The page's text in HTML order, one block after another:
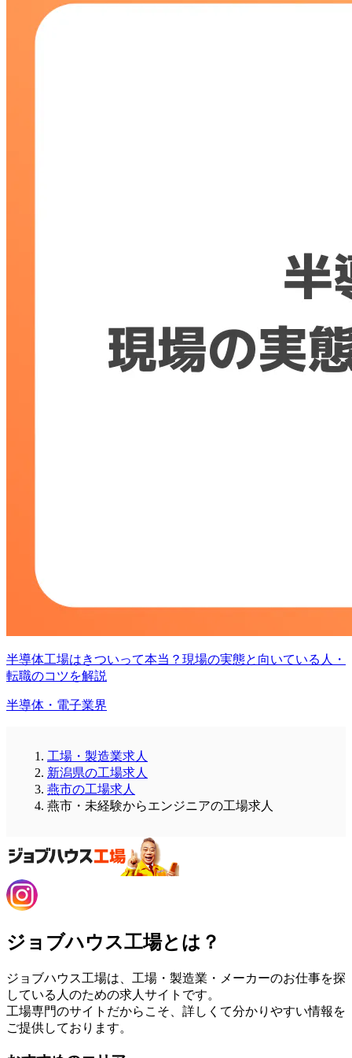
半導体工場はきついって本当？現場の実態と向いている人・
転職のコツを解説
半導体・電子業界
工場・製造業求人
新潟県の工場求人
燕市の工場求人
燕市・未経験からエンジニアの工場求人
ジョブハウス工場とは？
ジョブハウス工場は、工場・製造業・メーカーのお仕事を探
している人のための求人サイトです。
工場専門のサイトだからこそ、詳しくて分かりやすい情報を
ご提供しております。